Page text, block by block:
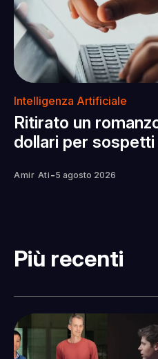
Intelligenza Artificiale
Ritirato un
dollari per sospetti
Amir Ati -5 agosto 2026
Più recenti